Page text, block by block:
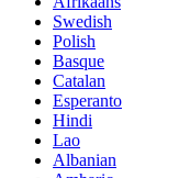
Swedish
Polish
Basque
Catalan
Esperanto
Hindi
Lao
Albanian